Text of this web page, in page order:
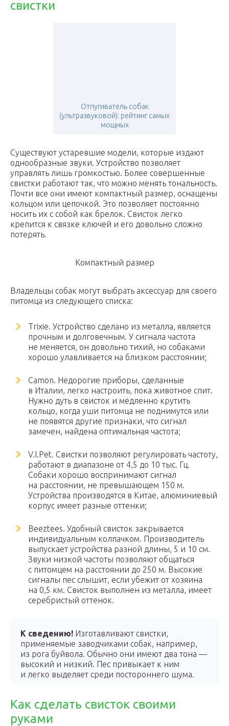
свистки
Отпугиватель собак
(ультразвуковой): рейтинг самых
мощных
Существуют устаревшие модели, которые издают
однообразные звуки. Устройство позволяет
управлять лишь громкостью. Более совершенные
свистки работают так, что можно менять тональность.
Почти все они имеют компактный размер, оснащены
кольцом или цепочкой. Это позволяет постоянно
носить их с собой как брелок. Свисток легко
крепится к связке ключей и его довольно сложно
потерять.
Компактный размер
Владельцы собак могут выбрать аксессуар для своего
питомца из следующего списка:
Trixie. Устройство сделано из металла, является
прочным и долговечным. У сигнала частота
не меняется, он довольно тихий, но собаками
хорошо улавливается на близком расстоянии;
Camon. Недорогие приборы, сделанные
в Италии, легко настроить, пока животное спит.
Нужно дуть в свисток и медленно крутить
кольцо, когда уши питомца не поднимутся или
не появятся другие признаки, что сигнал
замечен, найдена оптимальная частота;
V.I.Pet. Свистки позволяют регулировать частоту,
работают в диапазоне от 4,5 до 10 тыс. Гц.
Собаки хорошо воспринимают сигнал
на расстоянии, не превышающем 150 м.
Устройства производятся в Китае, алюминиевый
корпус имеет разные оттенки;
Beeztees. Удобный свисток закрывается
индивидуальным колпачком. Производитель
выпускает устройства разной длины, 5 и 10 см.
Звуки низкой частоты позволяют общаться
с питомцем на расстоянии до 250 м. Высокие
сигналы пес слышит, если убежит от хозяина
на 0,5 км. Свисток выполнен из металла, имеет
серебристый оттенок.
К сведению! Изготавливают свистки,
применяемые заводчиками собак, например,
из рога буйвола. Обычно они имеют два тона —
высокий и низкий. Пес привыкает к ним
и легко выделяет среди постороннего шума.
Как сделать свисток своими
руками